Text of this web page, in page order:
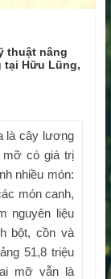
thuật nâng
tại Hữu Lũng,
là cây lương
có giá trị
nhiều món:
món canh,
nguyên liệu
bột, cồn và
51,8 triệu
mỡ vẫn là